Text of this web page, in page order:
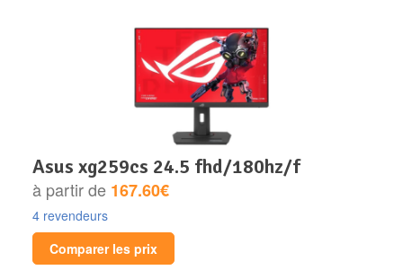
asus xg259cs 24.5 fhd/180hz/f
à partir de 167.60€
4 revendeurs
Comparer les prix